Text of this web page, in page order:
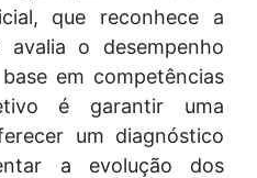
que reconhece a
o desempenho
em competências
é garantir uma
um diagnóstico
a evolução dos